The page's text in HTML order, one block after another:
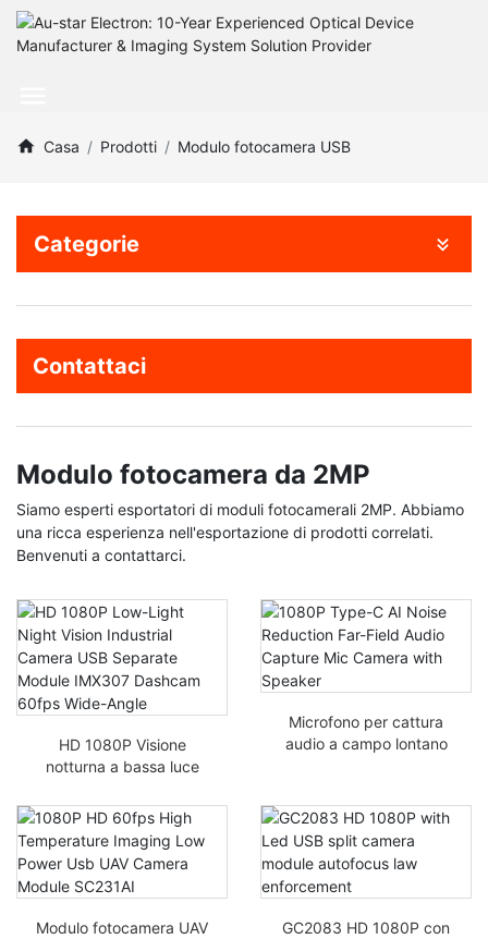
Casa Prodotti Modulo fotocamera USB
Categorie
Contattaci
Modulo fotocamera da 2MP
Siamo esperti esportatori di moduli fotocamerali 2MP. Abbiamo
una ricca esperienza nell'esportazione di prodotti correlati.
Benvenuti a contattarci.
HD 1080P Visione
notturna a bassa luce
Modulo separato USB
IMX307 Dashcam 60fps
Grandangolare
Microfono per cattura
audio a campo lontano
Modulo fotocamera UAV
GC2083 HD 1080P con